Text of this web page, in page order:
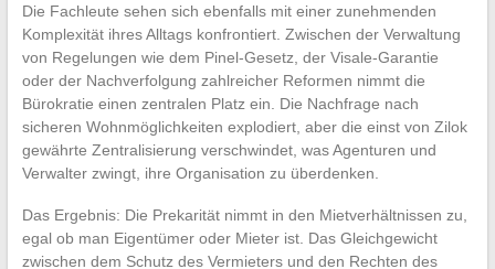
Die Fachleute sehen sich ebenfalls mit einer zunehmenden
Komplexität ihres Alltags konfrontiert. Zwischen der Verwaltung
von Regelungen wie dem Pinel-Gesetz, der Visale-Garantie
oder der Nachverfolgung zahlreicher Reformen nimmt die
Bürokratie einen zentralen Platz ein. Die Nachfrage nach
sicheren Wohnmöglichkeiten explodiert, aber die einst von Zilok
gewährte Zentralisierung verschwindet, was Agenturen und
Verwalter zwingt, ihre Organisation zu überdenken.
Das Ergebnis: Die Prekarität nimmt in den Mietverhältnissen zu,
egal ob man Eigentümer oder Mieter ist. Das Gleichgewicht
zwischen dem Schutz des Vermieters und den Rechten des